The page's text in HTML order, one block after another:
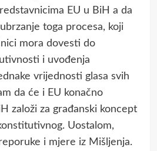
EU u BiH a da
toga procesa, koji
mora dovesti do
i uvođenja
vrijednosti glasa svih
da će i EU konačno
založi za građanski koncept
Uostalom,
i mjere iz Mišljenja.